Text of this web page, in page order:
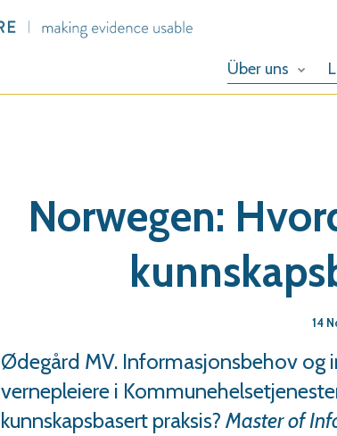
Über uns
Norwegen:
14
Ødegård MV. Informasjonsbehov og
vernepleiere i
kunnskapsbasert praksis? Master of